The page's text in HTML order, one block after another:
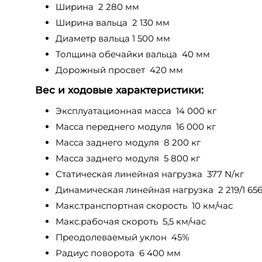
Ширина 2 280 мм
Ширина вальца 2 130 мм
Диаметр вальца 1 500 мм
Толщина обечайки вальца 40 мм
Дорожный просвет 420 мм
Вес и ходовые характеристики:
Эксплуатационная масса 14 000 кг
Масса переднего модуля 16 000 кг
Масса заднего модуля 8 200 кг
Масса заднего модуля 5 800 кг
Статическая линейная нагрузка 377 N/кг
Динамическая линейная нагрузка 2 219/1
Макс.транспортная скорость 10 км/час
Макс.рабочая скороть 5,5 км/час
Преодолеваемый уклон 45%
Радиус поворота 6 400 мм